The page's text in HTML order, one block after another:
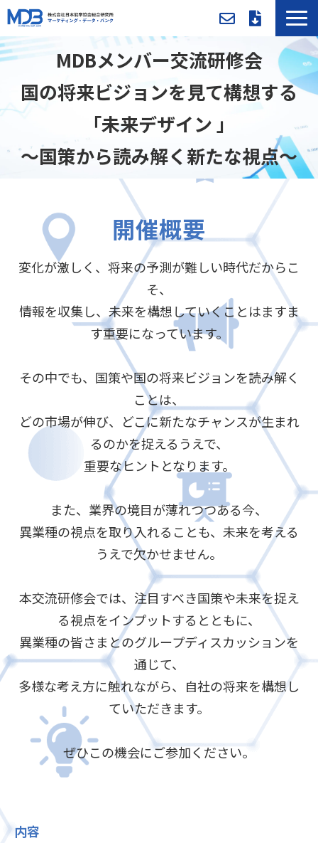
MDBとは
入会方法・料金
セミナー/イベント
お役立ち資料
メンバー専用ページ
MDBメンバー交流研修会
国の将来ビジョンを見て構想する
「未来デザイン​ 」
～国策から読み解く新たな視点～​
5/15(金)開催
開催概要
変化が激しく、将来の予測が難しい時代だからこ
そ、
情報を収集し、未来を構想していくことはますま
す重要になっています。
その中でも、国策や国の将来ビジョンを読み解く
ことは、
どの市場が伸び、どこに新たなチャンスが生まれ
るのかを捉えるうえで、
重要なヒントとなります。
また、業界の境目が薄れつつある今、
異業種の視点を取り入れることも、未来を考える
うえで欠かせません。
本交流研修会では、注目すべき国策や未来を捉え
る視点をインプットするとともに、
異業種の皆さまとのグループディスカッションを
通じて、
多様な考え方に触れながら、自社の将来を構想し
ていただきます。
ぜひこの機会にご参加ください。
内容